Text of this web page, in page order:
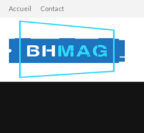
Accueil Contact